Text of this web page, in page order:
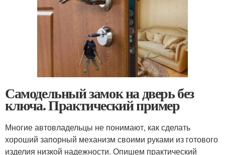
Самодельный замок на дверь без
ключа. Практический пример
Многие автовладельцы не понимают, как сделать
хороший запорный механизм своими руками из готового
изделия низкой надежности. Опишем практический